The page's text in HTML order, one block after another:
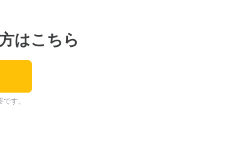
はこちら
す。